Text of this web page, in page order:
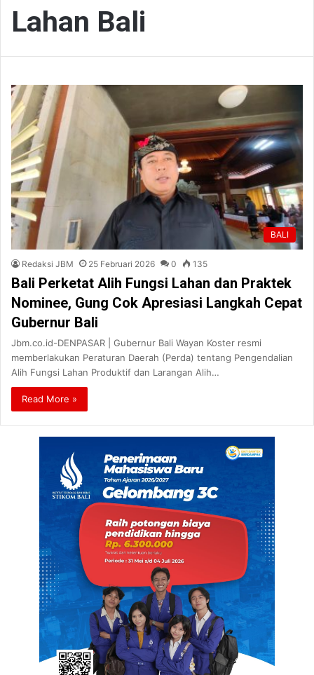
Lahan Bali
BALI
Redaksi JBM 25 Februari 2026 0 135
Bali Perketat Alih Fungsi Lahan dan Praktek
Nominee, Gung Cok Apresiasi Langkah Cepat
Gubernur Bali
Jbm.co.id-DENPASAR | Gubernur Bali Wayan Koster resmi
memberlakukan Peraturan Daerah (Perda) tentang Pengendalian
Alih Fungsi Lahan Produktif dan Larangan Alih…
Read More »